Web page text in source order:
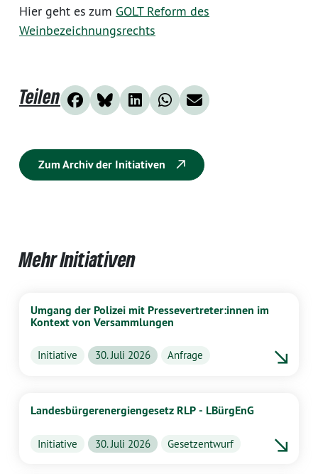
Hier geht es zum GOLT Reform des
Weinbezeichnungsrechts
Teilen
Zum Archiv der Initiativen
Mehr Initiativen
Umgang der Polizei mit Pressevertreter:innen im
Kontext von Versammlungen
Initiative 30. Juli 2026 Anfrage
Landesbürgerenergiengesetz RLP - LBürgEnG
Initiative 30. Juli 2026 Gesetzentwurf